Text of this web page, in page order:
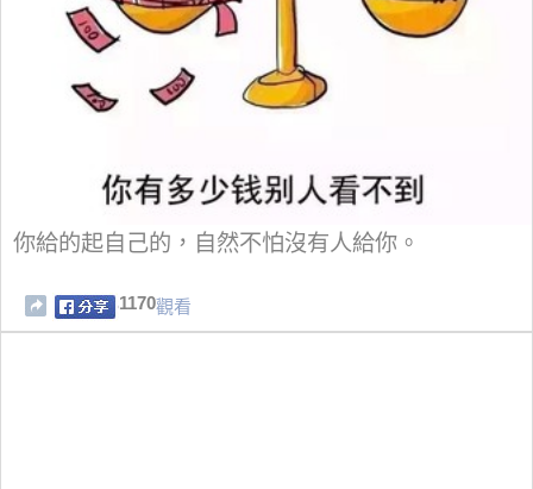
你給的起自己的，自然不怕沒有人給你。
1170觀看